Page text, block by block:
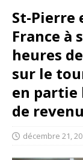
St-Pierre
France à
heures
sur le
en partie
de
décembre 21,